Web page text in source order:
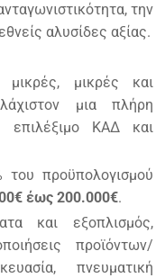
την
αλυσίδες αξίας.
μικρές και
μια πλήρη
επιλέξιμο ΚΑΔ και
προϋπολογισμού
έως 200.000€.
και εξοπλισμός,
προϊόντων/
πνευματική